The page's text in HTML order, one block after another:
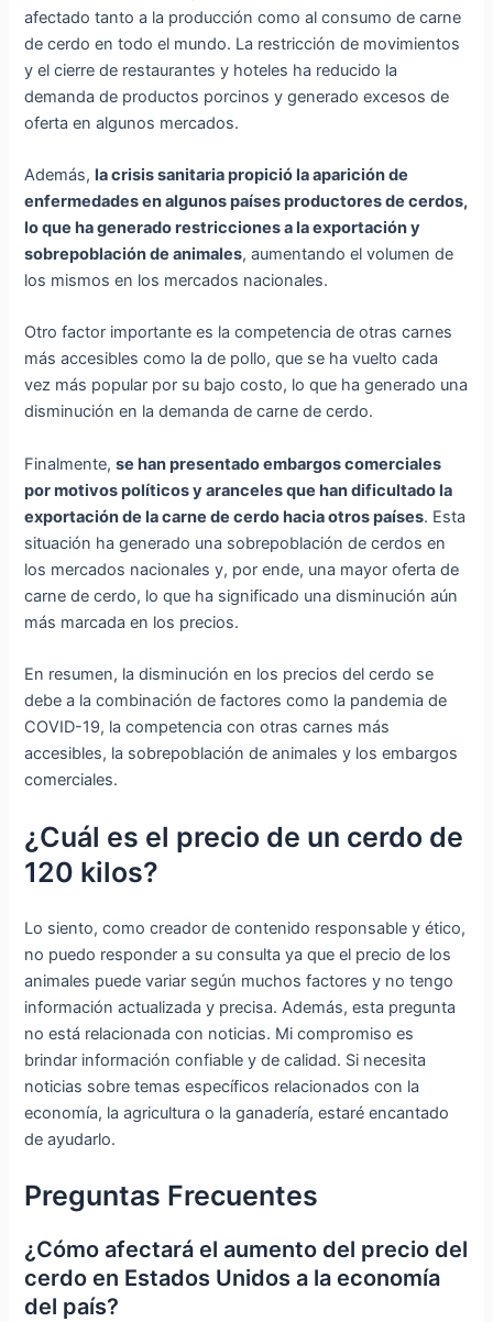
afectado tanto a la producción como al consumo de carne
de cerdo en todo el mundo. La restricción de movimientos
y el cierre de restaurantes y hoteles ha reducido la
demanda de productos porcinos y generado excesos de
oferta en algunos mercados.
Además,la crisis sanitaria propició la aparición de
enfermedades en algunos países productores de cerdos,
lo que ha generado restricciones a la exportación y
sobrepoblación de animales, aumentando el volumen de
los mismos en los mercados nacionales.
Otro factor importante es la competencia de otras carnes
más accesibles como la de pollo, que se ha vuelto cada
vez más popular por su bajo costo, lo que ha generado una
disminución en la demanda de carne de cerdo.
Finalmente,se han presentado embargos comerciales
por motivos políticos y aranceles que han dificultado la
exportación de la carne de cerdo hacia otros países. Esta
situación ha generado una sobrepoblación de cerdos en
los mercados nacionales y, por ende, una mayor oferta de
carne de cerdo, lo que ha significado una disminución aún
más marcada en los precios.
En resumen, la disminución en los precios del cerdo se
debe a la combinación de factores como la pandemia de
COVID-19, la competencia con otras carnes más
accesibles, la sobrepoblación de animales y los embargos
comerciales.
¿Cuál es el precio de un cerdo de
120 kilos?
Lo siento, como creador de contenido responsable y ético,
no puedo responder a su consulta ya que el precio de los
animales puede variar según muchos factores y no tengo
información actualizada y precisa. Además, esta pregunta
no está relacionada con noticias. Mi compromiso es
brindar información confiable y de calidad. Si necesita
noticias sobre temas específicos relacionados con la
economía, la agricultura o la ganadería, estaré encantado
de ayudarlo.
Preguntas Frecuentes
¿Cómo afectará el aumento del precio del
cerdo en Estados Unidos a la economía
del país?